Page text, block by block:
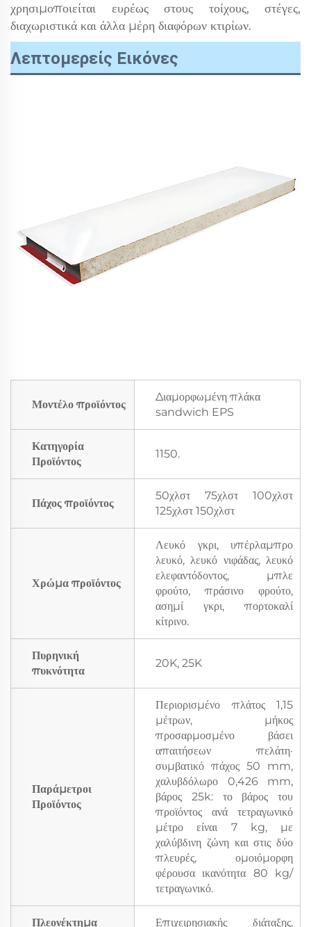
χρησιμοποιείται ευρέως στους τοίχους, στέγες,
διαχωριστικά και άλλα μέρη διαφόρων κτιρίων.
Λεπτομερείς Εικόνες
Μοντέλο προϊόντος
Διαμορφωμένη πλάκα
sandwich EPS
Κατηγορία
Προϊόντος
1150.
Πάχος προϊόντος
50χλστ 75χλστ 100χλστ
125χλστ 150χλστ
Χρώμα προϊόντος
Λευκό γκρι, υπέρλαμπρο
λευκό, λευκό νιφάδας, λευκό
ελεφαντόδοντος, μπλε
φρούτο, πράσινο φρούτο,
ασημί γκρι, πορτοκαλί
κίτρινο.
Πυρηνική
πυκνότητα
20K, 25K
Παράμετροι
Προϊόντος
Περιορισμένο πλάτος 1,15
μέτρων, μήκος
προσαρμοσμένο βάσει
απαιτήσεων πελάτη·
συμβατικό πάχος 50 mm,
χαλυβδόλωρο 0,426 mm,
βάρος 25k: το βάρος του
προϊόντος ανά τετραγωνικό
μέτρο είναι 7 kg, με
χαλύβδινη ζώνη και στις δύο
πλευρές, ομοιόμορφη
φέρουσα ικανότητα 80 kg/
τετραγωνικό.
Πλεονέκτημα Επιχειρησιακής διάταξης,